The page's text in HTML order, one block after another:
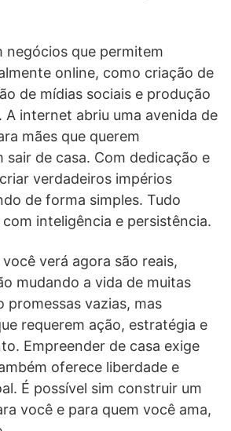
negócios que permitem
online, como criação de
de mídias sociais e produção
internet abriu uma avenida de
mães que querem
sair de casa. Com dedicação e
verdadeiros impérios
de forma simples. Tudo
inteligência e persistência.
verá agora são reais,
mudando a vida de muitas
promessas vazias, mas
requerem ação, estratégia e
Empreender de casa exige
oferece liberdade e
É possível sim construir um
você e para quem você ama,